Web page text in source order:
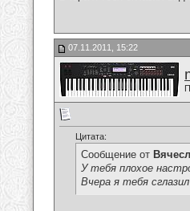
07.11.2011, 15:22
Цитата:
Сообщение от
У тебя плохое
Вчера я тебя